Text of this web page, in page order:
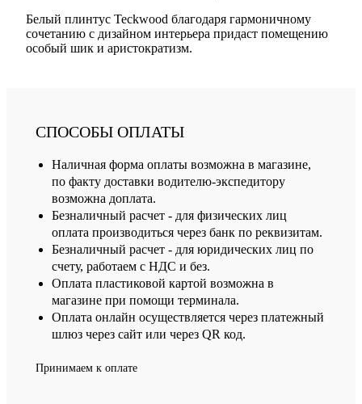
Белый плинтус Teckwood благодаря гармоничному
сочетанию с дизайном интерьера придаст помещению
особый шик и аристократизм.
СПОСОБЫ ОПЛАТЫ
Наличная форма оплаты возможна в магазине,
по факту доставки водителю-экспедитору
возможна доплата.
Безналичный расчет - для физических лиц
оплата производиться через банк по реквизитам.
Безналичный расчет - для юридических лиц по
счету, работаем с НДС и без.
Оплата пластиковой картой возможна в
магазине при помощи терминала.
Оплата онлайн осуществляется через платежный
шлюз через сайт или через QR код.
Принимаем к оплате